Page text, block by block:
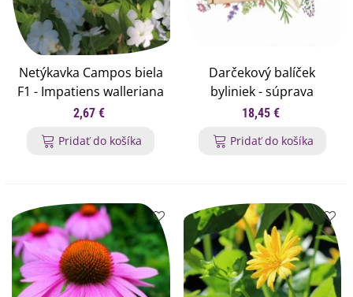
Netýkavka Campos biela
F1 - Impatiens walleriana
- semená netýkavky - 20
2,67 €
Pridať do košíka
Darčekový balíček
byliniek - súprava
semienok
18,45 €
Pridať do košíka